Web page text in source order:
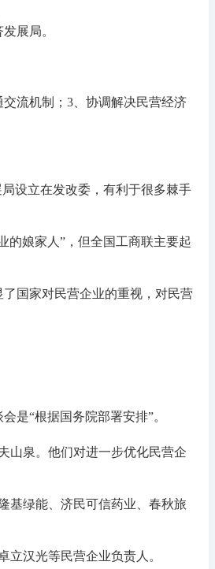
展局。
流机制；3、协调解决民营经济
设立在发改委，有利于很多棘手
的娘家人”，但全国工商联主要起
国家对民营企业的重视，对民营
是“根据国务院部署安排”。
山泉。他们对进一步优化民营企
基绿能、济民可信药业、春秋旅
立汉光等民营企业负责人。